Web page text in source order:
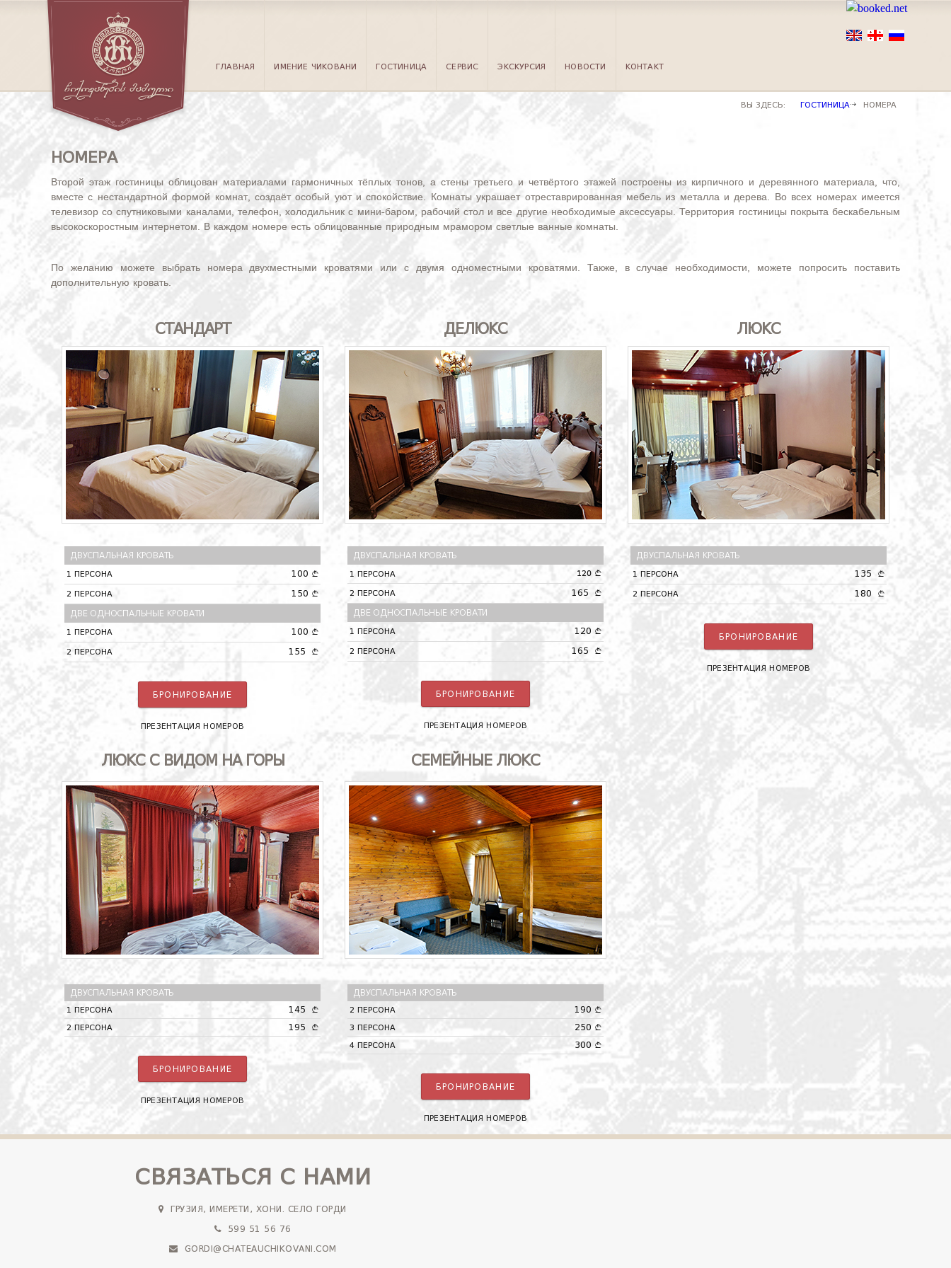
ГЛАВНАЯ ИМЕНИЕ ЧИКОВАНИ ГОСТИНИЦА СЕРВИС ЭКСКУРСИЯ НОВОСТИ КОНТАКТ
ВЫ ЗДЕСЬ: ГОСТИНИЦА НОМЕРА
НОМЕРА
Второй этаж гостиницы облицован материалами гармоничных тёплых тонов, а стены третьего и четвёртого этажей построены из кирпичного и деревянного материала, что,
вместе с нестандартной формой комнат, создаёт особый уют и спокойствие. Комнаты украшает отреставрированная мебель из металла и дерева. Во всех номерах имеется
телевизор со спутниковыми каналами, телефон, холодильник с мини-баром, рабочий стол и все другие необходимые аксессуары. Территория гостиницы покрыта бескабельным
высокоскоростным интернетом. В каждом номере есть облицованные природным мрамором светлые ванные комнаты.
По желанию можете выбрать номера двухместными кроватями или с двумя одноместными кроватями. Также, в случае необходимости, можете попросить поставить
дополнительную кровать.
СТАНДАРТ
ДВУСПАЛЬНАЯ КРОВАТЬ
1 ПЕРСОНА 100 A
2 ПЕРСОНА 150 A
ДВЕ ОДНОСПАЛЬНЫЕ КРОВАТИ
1 ПЕРСОНА 100 A
2 ПЕРСОНА 155 A
БРОНИРОВАНИЕ
ПРЕЗЕНТАЦИЯ НОМЕРОВ
ДЕЛЮКС
ДВУСПАЛЬНАЯ КРОВАТЬ
1 ПЕРСОНА 120 A
2 ПЕРСОНА 165 A
ДВЕ ОДНОСПАЛЬНЫЕ КРОВАТИ
1 ПЕРСОНА 120 A
2 ПЕРСОНА 165 A
БРОНИРОВАНИЕ
ПРЕЗЕНТАЦИЯ НОМЕРОВ
ЛЮКС
ДВУСПАЛЬНАЯ КРОВАТЬ
1 ПЕРСОНА 135 A
2 ПЕРСОНА 180 A
БРОНИРОВАНИЕ
ПРЕЗЕНТАЦИЯ НОМЕРОВ
ЛЮКС С ВИДОМ НА ГОРЫ
ДВУСПАЛЬНАЯ КРОВАТЬ
1 ПЕРСОНА 145 A
2 ПЕРСОНА 195 A
БРОНИРОВАНИЕ
ПРЕЗЕНТАЦИЯ НОМЕРОВ
СЕМЕЙНЫЕ ЛЮКС
ДВУСПАЛЬНАЯ КРОВАТЬ
2 ПЕРСОНА 190 A
3 ПЕРСОНА 250 A
4 ПЕРСОНА 300 A
БРОНИРОВАНИЕ
ПРЕЗЕНТАЦИЯ НОМЕРОВ
СВЯЗАТЬСЯ С НАМИ
ГРУЗИЯ, ИМЕРЕТИ, ХОНИ. СЕЛО ГОРДИ
599 51 56 76
GORDI@CHATEAUCHIKOVANI.COM